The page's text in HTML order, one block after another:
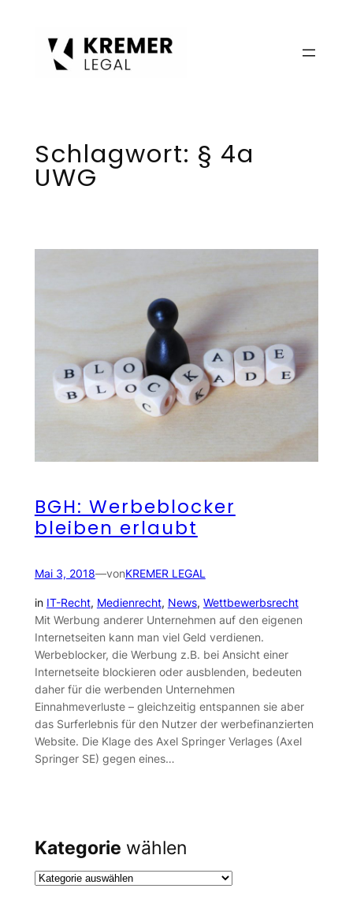
Schlagwort: § 4a
UWG
BGH: Werbeblocker
bleiben erlaubt
Mai 3, 2018—vonKREMER LEGAL
in IT-Recht, Medienrecht, News, Wettbewerbsrecht
Mit Werbung anderer Unternehmen auf den eigenen
Internetseiten kann man viel Geld verdienen.
Werbeblocker, die Werbung z.B. bei Ansicht einer
Internetseite blockieren oder ausblenden, bedeuten
daher für die werbenden Unternehmen
Einnahmeverluste – gleichzeitig entspannen sie aber
das Surferlebnis für den Nutzer der werbefinanzierten
Website. Die Klage des Axel Springer Verlages (Axel
Springer SE) gegen eines…
Kategorie wählen